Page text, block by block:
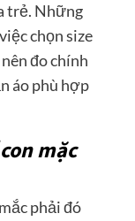
trẻ. Những
chọn size
đo chính
áo phù hợp
mặc
phải đó